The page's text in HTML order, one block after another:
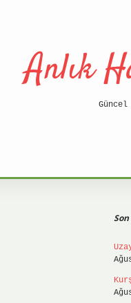
Anlık
Son